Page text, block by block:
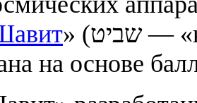
» (שביט‎ — «комета»). Которая по сообщениям
на основе